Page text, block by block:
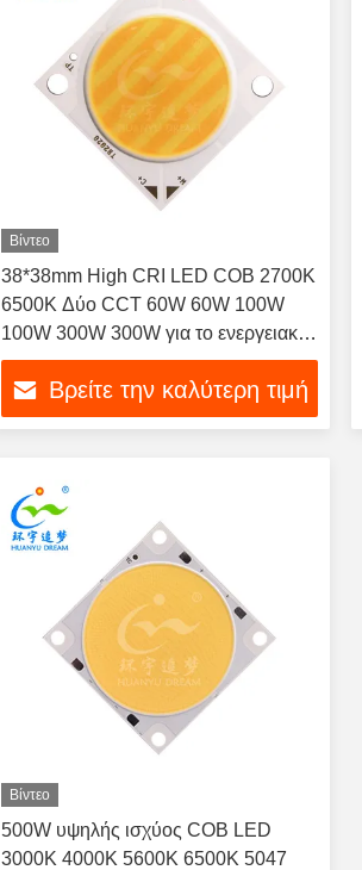
Βίντεο
38*38mm High CRI LED COB 2700K
6500K Δύο CCT 60W 60W 100W
100W 300W 300W για το ενεργειακό
φωτισμό
Βρείτε την καλύτερη τιμή
Βίντεο
500W υψηλής ισχύος COB LED
3000K 4000K 5600K 6500K 5047